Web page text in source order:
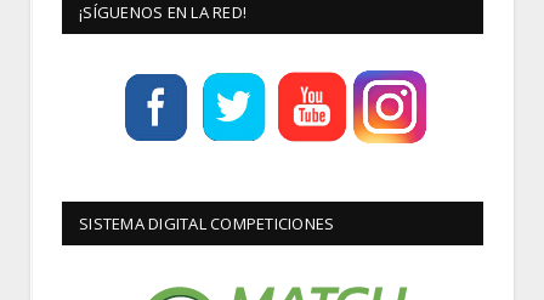
¡SÍGUENOS EN LA RED!
SISTEMA DIGITAL COMPETICIONES